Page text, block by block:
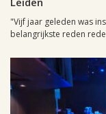
"Vijf jaar geleden was
belangrijkste reden